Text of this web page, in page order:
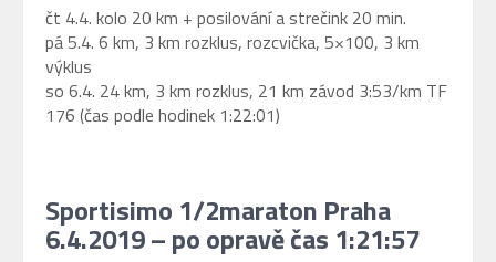
čt 4.4. kolo 20 km + posilování a strečink 20 min.
pá 5.4. 6 km, 3 km rozklus, rozcvička, 5×100, 3 km
výklus
so 6.4. 24 km, 3 km rozklus, 21 km závod 3:53/km TF
176 (čas podle hodinek 1:22:01)
Sportisimo 1/2maraton Praha
6.4.2019 – po opravě čas 1:21:57